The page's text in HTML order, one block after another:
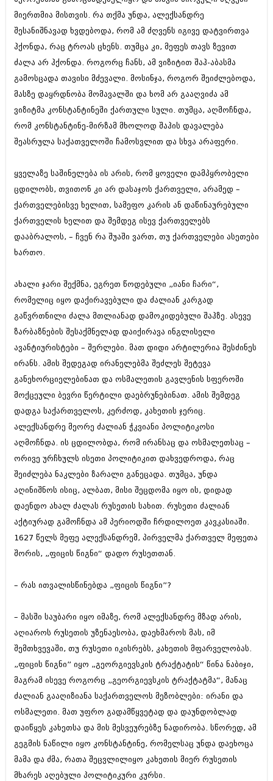
აპრილი 2012 (294)
მარტი 2012 (259)
თებერვალი 2012 (376)
იანვარი 2012 (322)
ნოემბერი 2011 (471)
სექტემბერი 2011 (407)
აგვისტო 2011 (249)
ივლისი 2011 (400)
მაისი 2011 (415)
აპრილი 2011 (294)
თებერვალი 2011 (329)
იანვარი 2011 (647)
(157)
დეკემბერი 2010 (881)
ნოემბერი 2010 (422)
სექტემბერი 2010 (449)
მაისი 2010 (232)
აპრილი 2010 (229)
მარტი 2010 (454)
თებერვალი 2010 (421)
იანვარი 2010 (422)
დეკემბერი 2009 (510)
ნოემბერი 2009 (308)
ოქტომბერი 2009 (382)
აგვისტო 2009 (14)
ივლისი 2009 (118)
თებერვალი 0216 (1)
ოქტომბერი 0215 (1)
აგვისტო 0215 (2)
აგვისტო 0212 (1)
ივნისი 0212 (2)
ნოემბერი 0201 (1)
მიერთმია მისთვის. რა თქმა უნდა, ალექსანდრე
შესანიშნავად ხვდებოდა, რომ ამ ძღვენს იგივე დატვირთვა
ჰქონდა, რაც ტროას ცხენს. თუმცა კი, მეფეს თავს ზევით
ძალა არ ჰქონდა. როგორც ჩანს, ამ ვიზიტით შაჰ-აბასმა
გამოსცადა თავისი მძევალი. მოსინჯა, როგორ შეიძლებოდა,
მასზე დაყრდნობა მომავალში და ხომ არ გააღვიძა ამ
ვიზიტმა კონსტანტინეში ქართული სული. თუმცა, აღმოჩნდა,
რომ კონსტანტინე-მირზამ მხოლოდ შაჰის დავალება
შეასრულა საქათველოში ჩამოსვლით და სხვა არაფერი.
ყველაზე საშინელება ის არის, რომ ყოველი დამპყრობელი
ცდილობს, თვითონ კი არ დასაჯოს ქართველი, არამედ –
ქართველებისვე ხელით, სამეფო კარის ან დაწინაურებული
ქართველის ხელით და შემდეგ ისევ ქართველებს
დააბრალოს, – ჩვენ რა შუაში ვართ, თუ ქართველები ასეთები
ხართო.
ახალი ჯარი შექმნა, ეგრეთ წოდებული „იანი ჩარი“,
რომელიც იყო დაქირავებული და ძალიან კარგად
გაწვრთნილი ძალა მთლიანად დამოკიდებული შაჰზე. ასევე
ზარბაზნების შესაქმნელად დაიქირავა ინგლისელი
ავანტიურისტები – შერლები. მათ დიდი არტილერია შესძინეს
ირანს. ამის შედეგად ირანელებმა შეძლეს შეტევა
განეხორციელებინათ და ოსმალეთის გავლენის სფეროში
მოქცეული ბევრი წერტილი დაებრუნებინათ. ამის შემდეგ
დადგა საქართველოს, კერძოდ, კახეთის ჯერიც.
ალექსანდრე მეორე ძალიან ჭკვიანი პოლიტიკოსი
აღმოჩნდა. ის ცდილობდა, რომ ირანსაც და ოსმალეთსაც –
ორივე ურჩხულს ისეთი პოლიტიკით დახვედროდა, რაც
შეიძლება ნაკლები ზარალი განეცადა. თუმცა, უნდა
აღინიშნოს ისიც, ალბათ, მისი შეცდომა იყო ის, დიდად
დაენდო ახალ ძალას რუსეთის სახით. რუსეთი ძალიან
აქტიურად გამოჩნდა ამ პერიოდში ჩრდილოეთ კავკასიაში.
1627 წელს მეფე ალექსანდრემ, პირველმა ქართველ მეფეთა
შორის, „ფიცის წიგნი“ დადო რუსეთთან.
– რას ითვალისწინებდა „ფიცის წიგნი”?
– მასში საუბარი იყო იმაზე, რომ ალექსანდრე მზად არის,
აღიაროს რუსეთის უზენაესობა, დაეხმაროს მას, იმ
შემთხვევაში, თუ რუსეთი იკისრებს, კახეთის მფარველობას.
„ფიცის წიგნი” იყო „გეორგიევსკის ტრაქტატის“ წინა ნაბიჯი,
მაგრამ ისევე როგორც „გეორგიევსკის ტრაქტატმა“, მანაც
ძალიან გააღიზიანა საქართველოს მეზობლები: ირანი და
ოსმალეთი. მათ უფრო გადამწყვეტად და დაუნდობლად
დაიწყეს კახეთსა და მის მესვეურებზე ნადირობა. სწორედ, ამ
გეგმის ნაწილი იყო კონსტანტინე, რომელსაც უნდა დაეხოცა
მამა და ძმა, რათა შეცვლილიყო კახეთის მიერ რუსეთის
მხარეს აღებული პოლიტიკური კურსი.